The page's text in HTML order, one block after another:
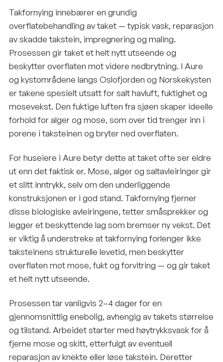
Takfornying innebærer en grundig
overflatebehandling av taket — typisk vask, reparasjon
av skadde takstein, impregnering og maling.
Prosessen gir taket et helt nytt utseende og
beskytter overflaten mot videre nedbrytning. I Aure
og kystområdene langs Oslofjorden og Norskekysten
er takene spesielt utsatt for salt havluft, fuktighet og
mosevekst. Den fuktige luften fra sjøen skaper ideelle
forhold for alger og mose, som over tid trenger inn i
porene i taksteinen og bryter ned overflaten.
For huseiere i Aure betyr dette at taket ofte ser eldre
ut enn det faktisk er. Mose, alger og saltavleiringer gir
et slitt inntrykk, selv om den underliggende
konstruksjonen er i god stand. Takfornying fjerner
disse biologiske avleiringene, tetter småsprekker og
legger et beskyttende lag som bremser ny vekst. Det
er viktig å understreke at takfornying forlenger ikke
taksteinens strukturelle levetid, men beskytter
overflaten mot mose, fukt og forvitring — og gir taket
et helt nytt utseende.
Prosessen tar vanligvis 2–4 dager for en
gjennomsnittlig enebolig, avhengig av takets størrelse
og tilstand. Arbeidet starter med høytrykksvask for å
fjerne mose og skitt, etterfulgt av eventuell
reparasjon av knekte eller løse takstein. Deretter